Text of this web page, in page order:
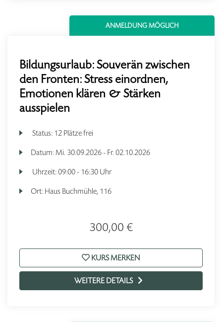
ANMELDUNG MÖGLICH
Bildungsurlaub: Souverän zwischen
den Fronten: Stress einordnen,
Emotionen klären & Stärken
ausspielen
Status: 12 Plätze frei
Datum: Mi. 30.09.2026 - Fr. 02.10.2026
Uhrzeit:09:00 - 16:30 Uhr
Ort: Haus Buchmühle, 116
300,00 €
KURS MERKEN
WEITERE DETAILS